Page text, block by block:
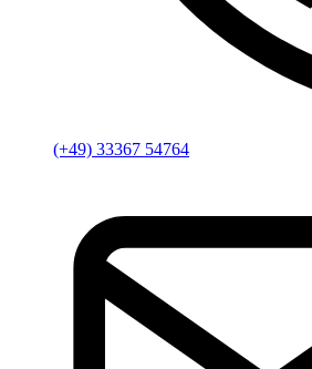
(+49) 33367 54764